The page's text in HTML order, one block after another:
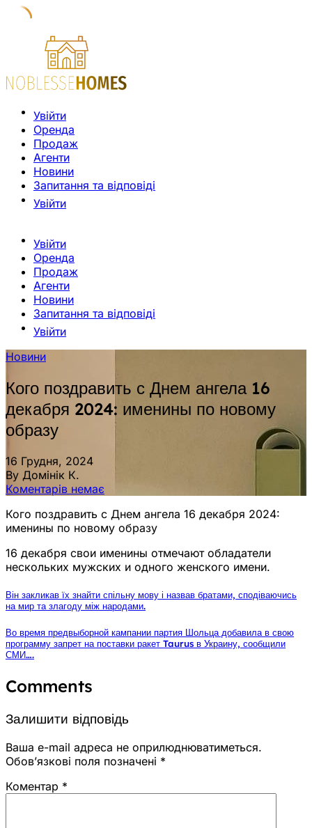
Увійти
Оренда
Продаж
Агенти
Новини
Запитання та відповіді
Увійти
Увійти
Оренда
Продаж
Агенти
Новини
Запитання та відповіді
Увійти
Новини
Кого поздравить с Днем ангела 16
декабря 2024: именины по новому
образу
16 Грудня, 2024
By Домінік К.
Коментарів немає
Кого поздравить с Днем ангела 16 декабря 2024:
именины по новому образу
16 декабря свои именины отмечают обладатели
нескольких мужских и одного женского имени.
Він закликав їх знайти спільну мову і назвав братами, сподіваючись
на мир та злагоду між народами.
Во время предвыборной кампании партия Шольца добавила в свою
программу запрет на поставки ракет Taurus в Украину, сообщили
СМИ….
Comments
Залишити відповідь
Ваша e-mail адреса не оприлюднюватиметься.
Обов’язкові поля позначені *
Коментар *